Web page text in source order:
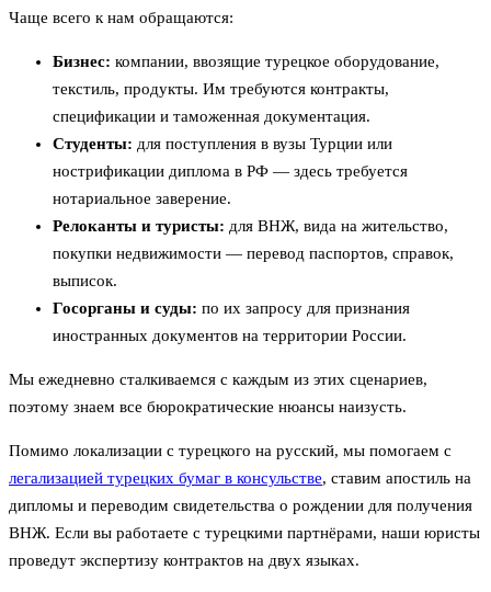
Чаще всего к нам обращаются:
Бизнес: компании, ввозящие турецкое оборудование,
текстиль, продукты. Им требуются контракты,
спецификации и таможенная документация.
Студенты: для поступления в вузы Турции или
нострификации диплома в РФ — здесь требуется
нотариальное заверение.
Релоканты и туристы: для ВНЖ, вида на жительство,
покупки недвижимости — перевод паспортов, справок,
выписок.
Госорганы и суды: по их запросу для признания
иностранных документов на территории России.
Мы ежедневно сталкиваемся с каждым из этих сценариев,
поэтому знаем все бюрократические нюансы наизусть.
Помимо локализации с турецкого на русский, мы помогаем с
легализацией турецких бумаг в консульстве, ставим апостиль на
дипломы и переводим свидетельства о рождении для получения
ВНЖ. Если вы работаете с турецкими партнёрами, наши юристы
проведут экспертизу контрактов на двух языках.